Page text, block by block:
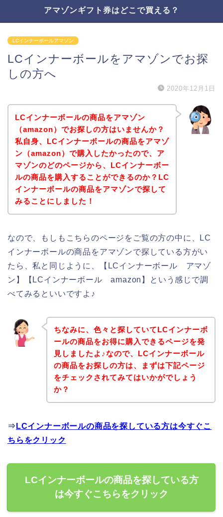
アマゾンギフト券はどこで買える？
LCインナーボールアマゾン
LCインナーボールをアマゾンでお探
しの方へ
2020年12月1日
LCインナーボールの商品をアマゾン
（amazon）でお探しの方はいませんか？
私自身、LCインナーボールの商品をアマゾ
ン（amazon）で購入したかったので、ア
マゾンのどのページから、LCインナーボー
ルの商品を購入することができるのか？LC
インナーボールの商品をアマゾンで探して
みることにしました！
なので、もしもこちらのページをご覧の方の中に、LC
インナーボールの商品をアマゾンで探している方がい
たら、私と同じように、【LCインナーボール アマゾ
ン】【LCインナーボール amazon】という感じで調
べてみるといいですよ♪
ちなみに、色々と探していてLCインナーボ
ールの商品をお得に購入できるページを発
見しましたよ♪なので、LCインナーボール
の商品をお探しの方は、まずは下記ページ
をチェックされてみてはいかがでしょう
か？
⇒ LCインナーボールの商品を探している方は今すぐこ
ちらをクリック
LCインナーボールの商品を探している方
は今すぐこちらをクリック